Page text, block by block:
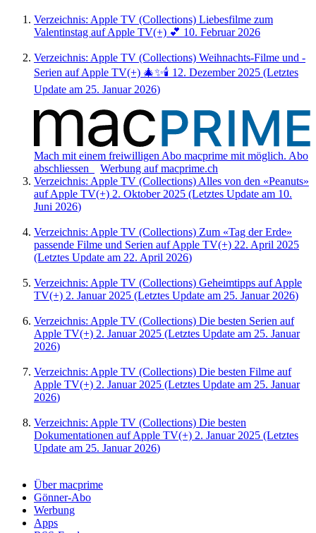
Verzeichnis: Apple TV (Collections) Liebesfilme zum
Valentinstag auf Apple TV(+) 💕 10. Februar 2026
Verzeichnis: Apple TV (Collections) Weihnachts-Filme und -
Serien auf Apple TV(+) 🎄✨🕯️ 12. Dezember 2025 (Letztes
Update am 25. Januar 2026)
Mach mit einem freiwilligen Abo macprime mit möglich. Abo
abschliessen
Werbung auf macprime.ch
Verzeichnis: Apple TV (Collections) Alles von den «Peanuts»
auf Apple TV(+) 2. Oktober 2025 (Letztes Update am 10.
Juni 2026)
Verzeichnis: Apple TV (Collections) Zum «Tag der Erde»
passende Filme und Serien auf Apple TV(+) 22. April 2025
(Letztes Update am 22. April 2026)
Verzeichnis: Apple TV (Collections) Geheimtipps auf Apple
TV(+) 2. Januar 2025 (Letztes Update am 25. Januar 2026)
Verzeichnis: Apple TV (Collections) Die besten Serien auf
Apple TV(+) 2. Januar 2025 (Letztes Update am 25. Januar
2026)
Verzeichnis: Apple TV (Collections) Die besten Filme auf
Apple TV(+) 2. Januar 2025 (Letztes Update am 25. Januar
2026)
Verzeichnis: Apple TV (Collections) Die besten
Dokumentationen auf Apple TV(+) 2. Januar 2025 (Letztes
Update am 25. Januar 2026)
Über macprime
Gönner-Abo
Werbung
Apps